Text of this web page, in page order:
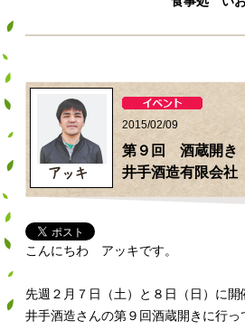
2015/02/09
第９回 酒蔵開き
井手酒造有限会社
こんにちわ アッキです。
先週２月７日（土）と８日（日）に開
井手酒造さんの第９回酒蔵開きに行っ